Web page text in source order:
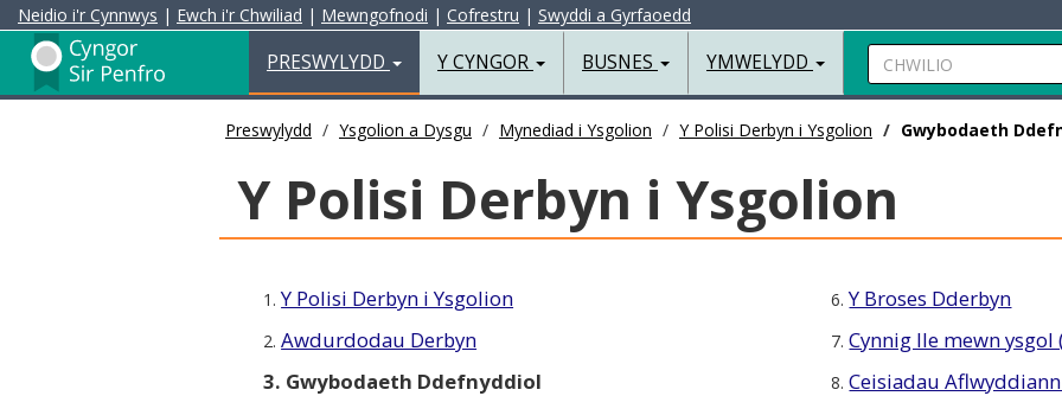
Neidio i'r Cynnwys | Ewch i'r Chwiliad | Mewngofnodi | Cofrestru | Swyddi a Gyrfaoedd
Preswylydd
PRESWYLYDD Y CYNGOR BUSNES YMWELYDD Chwilio
Preswylydd Ysgolion a Dysgu Mynediad i Ysgolion Y Polisi Derbyn i Ysgolion Gwybodaeth
Y Polisi Derbyn i Ysgolion
1.Y Polisi Derbyn i Ysgolion
2.Awdurdodau Derbyn
3. Gwybodaeth Ddefnyddiol
6.Y Broses Dderbyn
7.Cynnig lle mewn ysgol
8.Ceisiadau